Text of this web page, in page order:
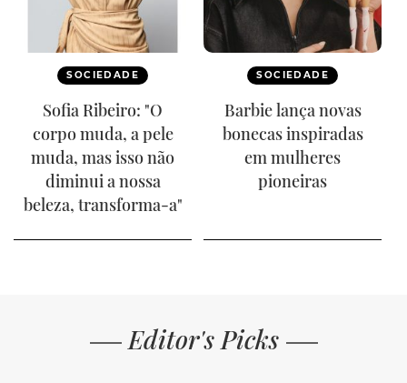
SOCIEDADE
Sofia Ribeiro: "O
corpo muda, a pele
muda, mas isso não
diminui a nossa
beleza, transforma-a"
SOCIEDADE
Barbie lança novas
bonecas inspiradas
em mulheres
pioneiras
Editor's Picks